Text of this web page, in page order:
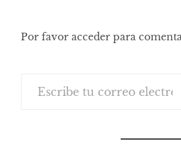
Por favor acceder para